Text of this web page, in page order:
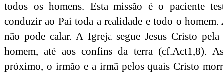
todos os homens. Esta missão é o paciente
conduzir ao Pai toda a realidade e todo o
não pode calar. A Igreja segue Jesus Cristo
homem, até aos confins da terra (cf.Act1,8).
próximo, o irmão e a irmã pelos quais Cristo